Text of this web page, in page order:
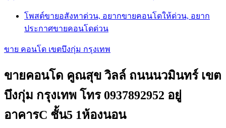
โพสต์ขายอสังหาด่วน, อยากขายคอนโดให้ด่วน, อยาก
ประกาศขายคอนโดด่วน
ขาย คอนโด เขตบึงกุ่ม กรุงเทพ
ขายคอนโด คูณสุข วิลล์ ถนนนวมินทร์ เขต
บึงกุ่ม กรุงเทพ โทร 0937892952 อยู่
อาคารC ชั้น5 1ห้องนอน